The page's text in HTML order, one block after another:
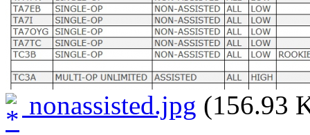
nonassisted.jpg (156.93